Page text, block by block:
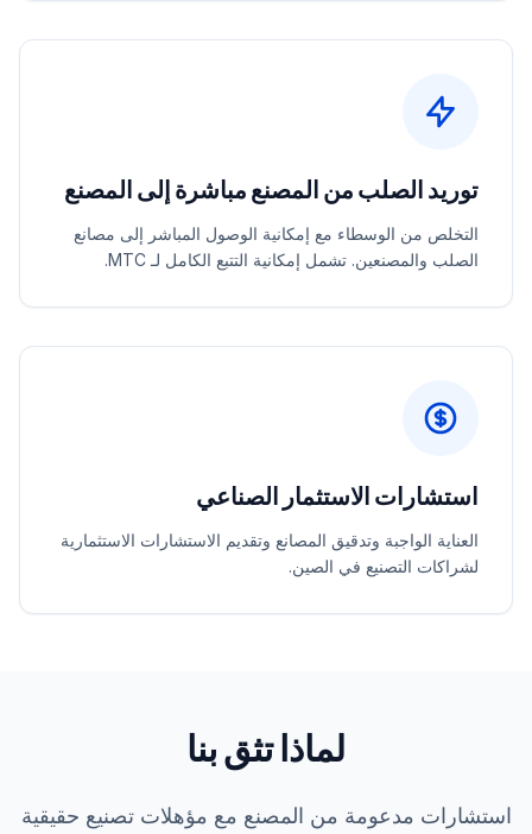
توريد الصلب من المصنع مباشرة إلى المصنع
التخلص من الوسطاء مع إمكانية الوصول المباشر إلى مصانع
الصلب والمصنعين. تشمل إمكانية التتبع الكامل لـ MTC.
استشارات الاستثمار الصناعي
العناية الواجبة وتدقيق المصانع وتقديم الاستشارات الاستثمارية
لشراكات التصنيع في الصين.
لماذا تثق بنا
استشارات مدعومة من المصنع مع مؤهلات تصنيع حقيقية